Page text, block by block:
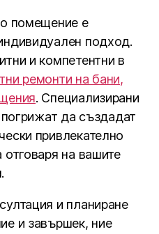
помещение е
подход.
и компетентни в
ремонти на бани,
. Специализирани
да създадат
привлекателно
на вашите
и планиране
и завършек, ние